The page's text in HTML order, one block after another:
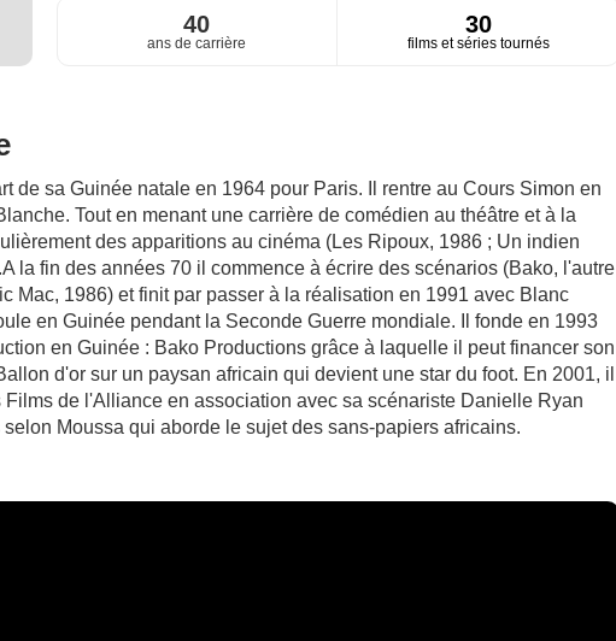
40
ans de carrière
30
films et séries tournés
de sa Guinée natale en 1964 pour Paris. Il rentre au Cours Simon en
Tout en menant une carrière de comédien au théâtre et à la
des apparitions au cinéma (Les Ripoux, 1986 ; Un indien
la fin des années 70 il commence à écrire des scénarios (Bako, l'autre
Mac, 1986) et finit par passer à la réalisation en 1991 avec Blanc
en Guinée pendant la Seconde Guerre mondiale. Il fonde en 1993
en Guinée : Bako Productions grâce à laquelle il peut financer son
d'or sur un paysan africain qui devient une star du foot. En 2001, il
Films de l'Alliance en association avec sa scénariste Danielle Ryan
Moussa qui aborde le sujet des sans-papiers africains.